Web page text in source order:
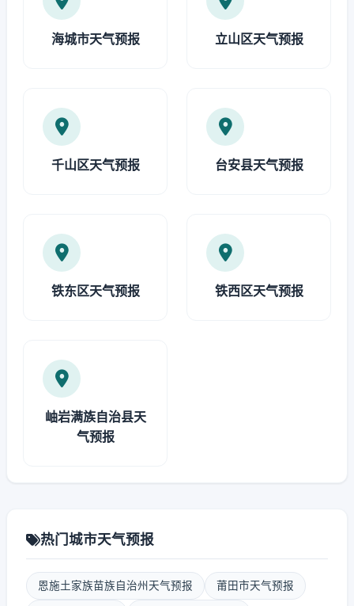
海城市天气预报 立山区天气预报
千山区天气预报 台安县天气预报
铁东区天气预报 铁西区天气预报
岫岩满族自治县天
气预报
热门城市天气预报
恩施土家族苗族自治州天气预报 莆田市天气预报